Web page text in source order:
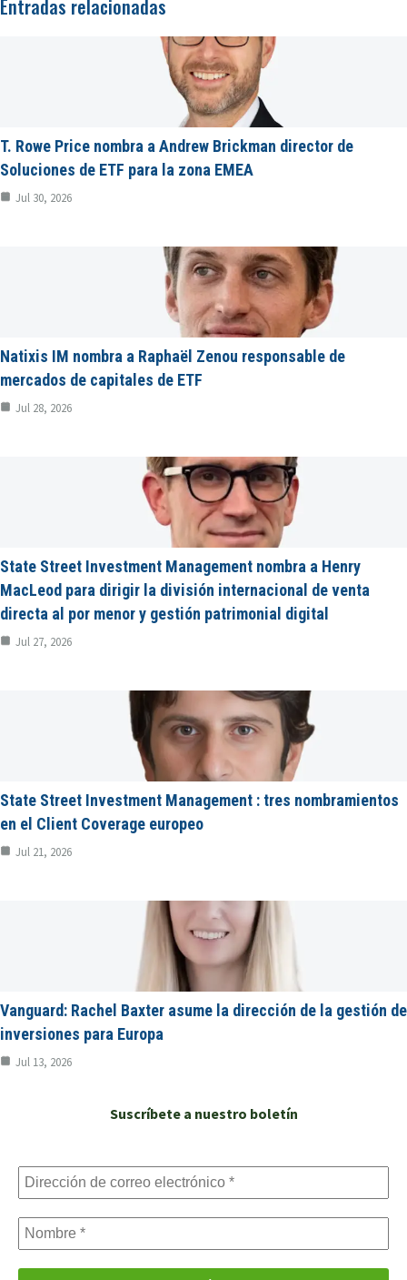
Entradas relacionadas
T. Rowe Price nombra a Andrew Brickman director de
Soluciones de ETF para la zona EMEA
Jul 30, 2026
Natixis IM nombra a Raphaël Zenou responsable de
mercados de capitales de ETF
Jul 28, 2026
State Street Investment Management nombra a Henry
MacLeod para dirigir la división internacional de venta
directa al por menor y gestión patrimonial digital
Jul 27, 2026
State Street Investment Management : tres nombramientos
en el Client Coverage europeo
Jul 21, 2026
Vanguard: Rachel Baxter asume la dirección de la gestión de
inversiones para Europa
Jul 13, 2026
Suscríbete a nuestro boletín